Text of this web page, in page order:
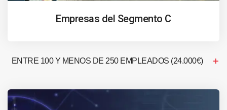
Empresas del Segmento C
ENTRE 100 Y MENOS DE 250 EMPLEADOS (24.000€)